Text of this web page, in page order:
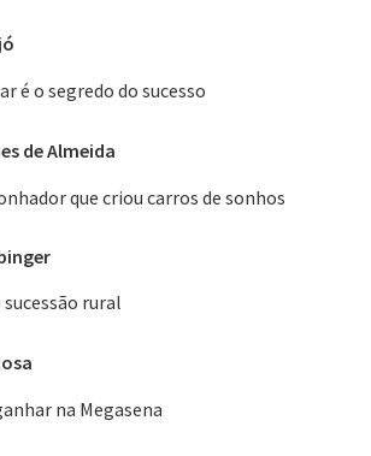
é o segredo do sucesso
de Almeida
que criou carros de sonhos
rural
na Megasena